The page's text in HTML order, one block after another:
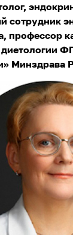
сотрудник
профессор
диетологии
Минздрава